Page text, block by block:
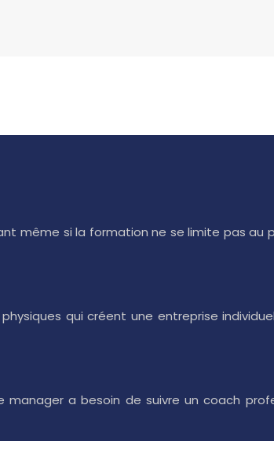
même si la formation ne se limite pas
qui créent une entreprise
a besoin de suivre un coach